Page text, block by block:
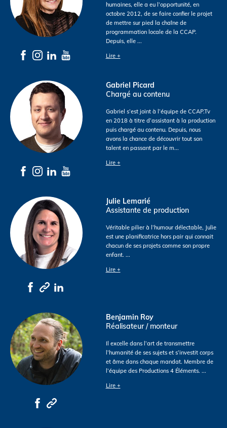
humaines, elle a eu l’opportunité, en
octobre 2012, de se faire confier le projet
de mettre sur pied la chaîne de
programmation locale de la CCAP.
Depuis, elle ...
Lire +
Gabriel Picard
Chargé au contenu
Gabriel s’est joint à l’équipe de CCAP.Tv
en 2018 à titre d’assistant à la production
puis chargé au contenu. Depuis, nous
avons la chance de découvrir tout son
talent en passant par le m...
Lire +
Julie Lemarié
Assistante de production
Véritable pilier à l’humour délectable, Julie
est une planificatrice hors pair qui connait
chacun de ses projets comme son propre
enfant. ...
Lire +
Benjamin Roy
Réalisateur / monteur
Il excelle dans l’art de transmettre
l’humanité de ses sujets et s’investit corps
et âme dans chaque mandat. Membre de
l’équipe des Productions 4 Éléments. ...
Lire +